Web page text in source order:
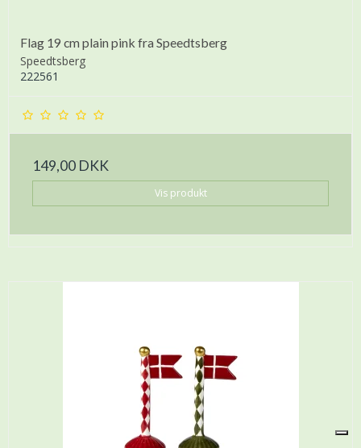
Flag 19 cm plain pink fra Speedtsberg
Speedtsberg
222561
149,00 DKK
Vis produkt